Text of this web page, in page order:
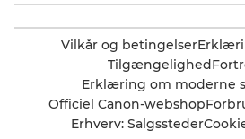
Vilkår og betingelser
Tilgængelighed
Erklæring om moderne
Officiel Canon-webshop
Erhverv: Salgssteder